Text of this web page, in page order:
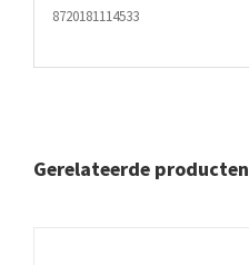
8720181114533
Gerelateerde producten